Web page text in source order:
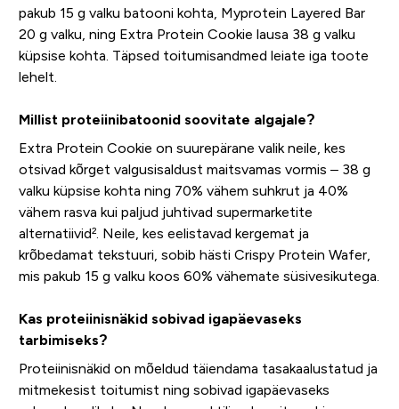
pakub 15 g valku batooni kohta, Myprotein Layered Bar
20 g valku, ning Extra Protein Cookie lausa 38 g valku
küpsise kohta. Täpsed toitumisandmed leiate iga toote
lehelt.
Millist proteiinibatoonid soovitate algajale?
Extra Protein Cookie on suurepärane valik neile, kes
otsivad kõrget valgusisaldust maitsvamas vormis – 38 g
valku küpsise kohta ning 70% vähem suhkrut ja 40%
vähem rasva kui paljud juhtivad supermarketite
alternatiivid². Neile, kes eelistavad kergemat ja
krõbedamat tekstuuri, sobib hästi Crispy Protein Wafer,
mis pakub 15 g valku koos 60% vähemate süsivesikutega.
Kas proteiinisnäkid sobivad igapäevaseks
tarbimiseks?
Proteiinisnäkid on mõeldud täiendama tasakaalustatud ja
mitmekesist toitumist ning sobivad igapäevaseks